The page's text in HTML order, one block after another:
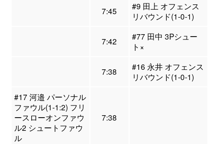
7:45
#9 田上 オフェンス
リバウンド(1-0-1)
7:42
#77 田中 3Pシュー
ト×
7:38
#16 永井 オフェンス
リバウンド(1-0-1)
#17 河邉 パーソナル
ファウル(1-1:2) フリ
ースローオンファウ
ル2 シュートファウ
ル
7:38